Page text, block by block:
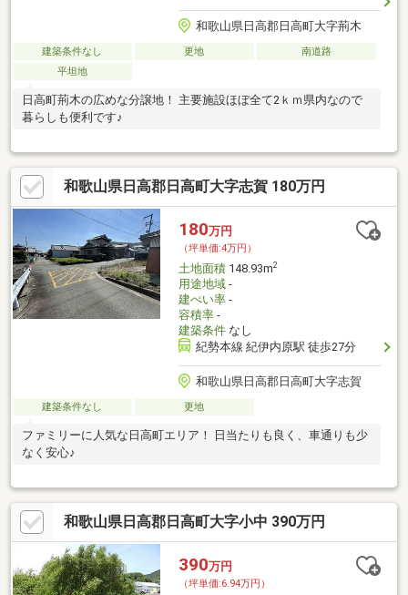
和歌山県日高郡日高町大字荊木
建築条件なし 更地
南道路
平坦地
日高町荊木の広めな分譲地！ 主要施設ほぼ全て2ｋｍ県内なので
暮らしも便利です♪
和歌山県日高郡日高町大字志賀 180万円
180万円
（坪単価:4万円）
土地面積148.93m2
用途地域-
建ぺい率-
容積率-
建築条件なし
紀勢本線 紀伊内原駅 徒歩27分
和歌山県日高郡日高町大字志賀
建築条件なし 更地
ファミリーに人気な日高町エリア！ 日当たりも良く、車通りも少
なく安心♪
和歌山県日高郡日高町大字小中 390万円
390万円
（坪単価:6.94万円）